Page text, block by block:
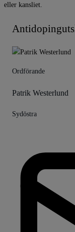
eller kansliet
Ordförande
Patrik Westerlund
Sydöstra